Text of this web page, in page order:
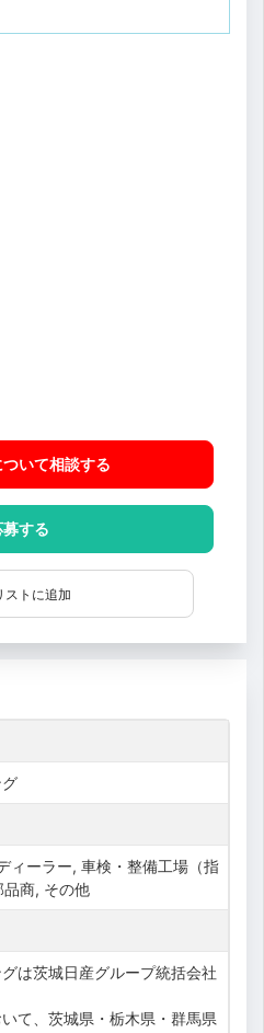
いて相談する
募する
ストに追加
ィーラー, 車検・整備工場（指
商, その他
は茨城日産グループ統括会社
て、茨城県・栃木県・群馬県